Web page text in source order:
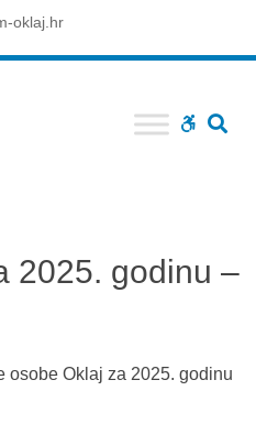
oklaj.hr
WCAG
2025. godinu –
osobe Oklaj za 2025. godinu